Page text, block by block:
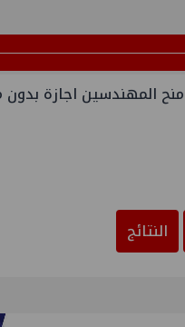
المهندسين اجازة
النتائج